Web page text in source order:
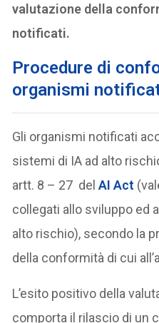
valutazione della
notificati.
Procedure di
organismi
Gli organismi notificati
sistemi di IA ad alto
artt. 8 – 27 delAI Act
collegati allo sviluppo ed
alto rischio), secondo la
della conformità di cui
L’esito positivo della
comporta il rilascio di un